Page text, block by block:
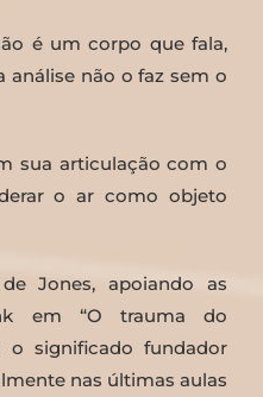
é um corpo que fala,
não o faz sem o
sua articulação com o
o ar como objeto
Jones, apoiando as
em “O trauma do
o significado fundador
nas últimas aulas